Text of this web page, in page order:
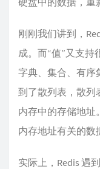
刚刚我们讲到，
成。而“值”又支持
字典、集合、有序
到了散列表，散列
内存中的存储地址
内存地址有关的数
实际上，Redis 遇